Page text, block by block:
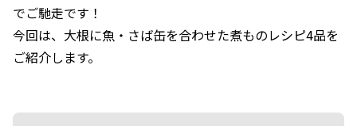
でご馳走です！
今回は、大根に魚・さば缶を合わせた煮ものレシピ4品を
ご紹介します。